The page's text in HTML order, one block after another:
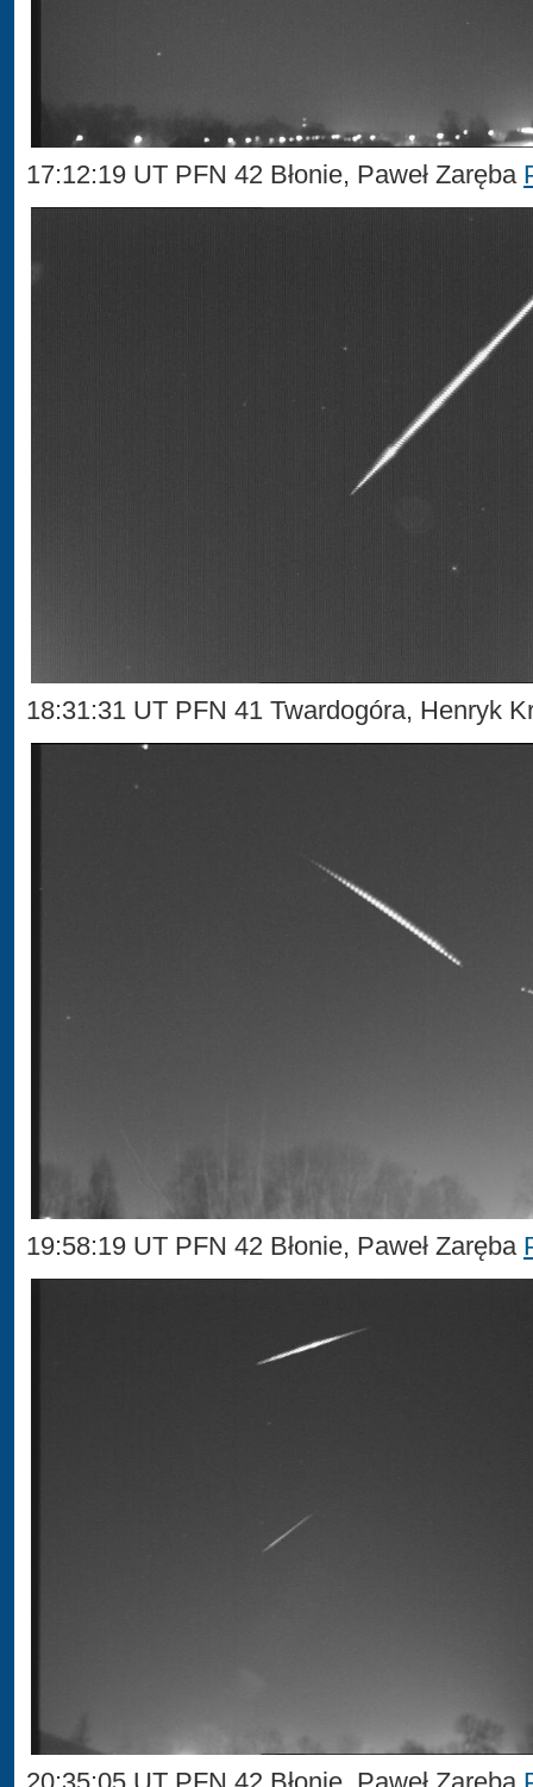
17:12:19 UT PFN 42 Błonie, Paweł Zaręba
18:31:31 UT PFN 41 Twardogóra, Henryk
19:58:19 UT PFN 42 Błonie, Paweł Zaręba